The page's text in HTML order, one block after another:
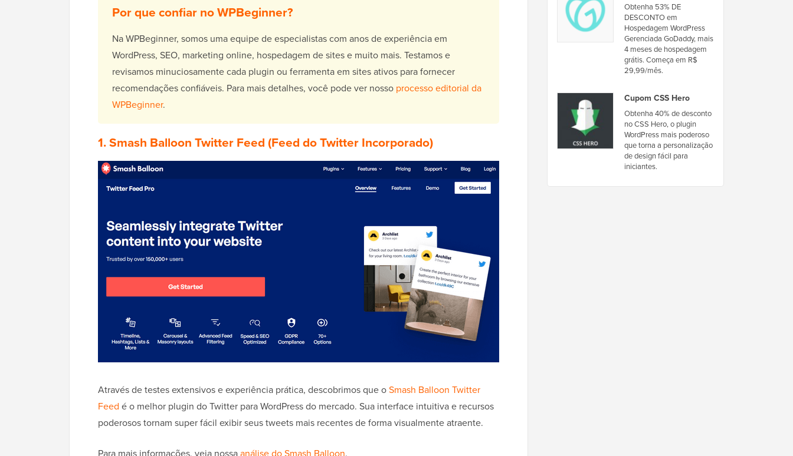
Por que confiar no WPBeginner?
Na WPBeginner, somos uma equipe de especialistas com anos de experiência em
WordPress, SEO, marketing online, hospedagem de sites e muito mais. Testamos e
revisamos minuciosamente cada plugin ou ferramenta em sites ativos para fornecer
recomendações confiáveis. Para mais detalhes, você pode ver nosso processo editorial da
WPBeginner.
1.Smash Balloon Twitter Feed(Feed do Twitter Incorporado)
Através de testes extensivos e experiência prática, descobrimos que oSmash Balloon Twitter
Feed é o melhor plugin do Twitter para WordPress do mercado. Sua interface intuitiva e recursos
poderosos tornam super fácil exibir seus tweets mais recentes de forma visualmente atraente.
Obtenha 53% DE
DESCONTO em
Hospedagem WordPress
Gerenciada GoDaddy, mais
4 meses de hospedagem
grátis. Começa em R$
29,99/mês.
Cupom CSS Hero
Obtenha 40% de desconto
no CSS Hero, o plugin
WordPress mais poderoso
que torna a personalização
de design fácil para
iniciantes.